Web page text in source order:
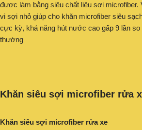
được làm bằng siêu chất liệu sợi microfiber.
vi sợi nhỏ giúp cho khăn microfiber siêu
cực kỳ, khả năng hút nước cao gấp 9 lần
thường
Khăn siêu sợi microfiber rửa
Khăn siêu sợi microfiber rửa xe